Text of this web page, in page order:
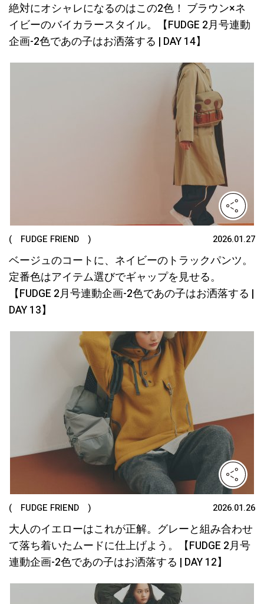
絶対にオシャレになるのはこの2色！ ブラウン×ネ
イビーのバイカラースタイル。【FUDGE 2月号連動
企画-2色であの子はお洒落する | DAY 14】
( FUDGE FRIEND ) 2026.01.27
ベージュのコートに、ネイビーのトラックパンツ。
定番色はアイテム選びでギャップを見せる。
【FUDGE 2月号連動企画-2色であの子はお洒落する |
DAY 13】
( FUDGE FRIEND ) 2026.01.26
大人のイエローはこれが正解。グレーと組み合わせ
て落ち着いたムードに仕上げよう。【FUDGE 2月号
連動企画-2色であの子はお洒落する | DAY 12】